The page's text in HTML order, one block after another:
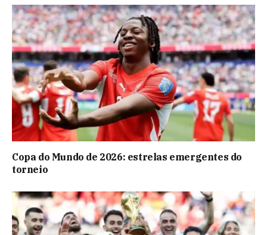
Copa do Mundo de 2026: estrelas emergentes do
torneio